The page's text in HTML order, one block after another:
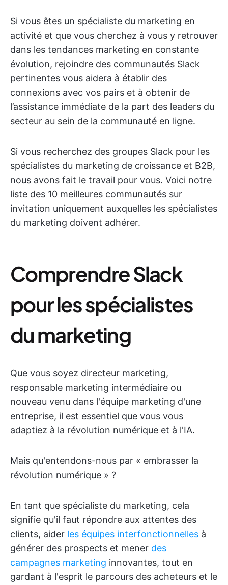
Si vous êtes un spécialiste du marketing en
activité et que vous cherchez à vous y retrouver
dans les tendances marketing en constante
évolution, rejoindre des communautés Slack
pertinentes vous aidera à établir des
connexions avec vos pairs et à obtenir de
l’assistance immédiate de la part des leaders du
secteur au sein de la communauté en ligne.
Si vous recherchez des groupes Slack pour les
spécialistes du marketing de croissance et B2B,
nous avons fait le travail pour vous. Voici notre
liste des 10 meilleures communautés sur
invitation uniquement auxquelles les spécialistes
du marketing doivent adhérer.
Comprendre Slack
pour les spécialistes
du marketing
Que vous soyez directeur marketing,
responsable marketing intermédiaire ou
nouveau venu dans l'équipe marketing d'une
entreprise, il est essentiel que vous vous
adaptiez à la révolution numérique et à l'IA.
Mais qu'entendons-nous par « embrasser la
révolution numérique » ?
En tant que spécialiste du marketing, cela
signifie qu'il faut répondre aux attentes des
clients, aider les équipes interfonctionnelles à
générer des prospects et mener des
campagnes marketing innovantes, tout en
gardant à l'esprit le parcours des acheteurs et le